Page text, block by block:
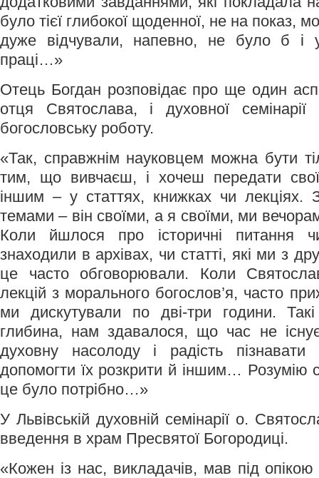
було тієї глибокої щоденної, не на показ,
дуже відчували, напевно, не було б і
праці…»
Отець Богдан розповідає про ще один
отця Святослава, і духовної
богословську роботу.
«Так, справжнім науковцем можна бути
тим, що вивчаєш, і хочеш передати свої
іншим – у статтях, книжках чи лекціях.
темами – він своїми, а я своїми, ми
Коли йшлося про історичні питання
знаходили в архівах, чи статті, які ми з
це часто обговорювали. Коли
лекцій з морального богослов’я, часто
ми дискутували по дві-три години.
глибина, нам здавалося, що час не
духовну насолоду і радість
допомогти їх розкрити й іншим… Розумію
це було потрібно…»
У Львівській духовній семінарії о.
введення в храм Пресвятої Богородиці.
«Кожен із нас, викладачів, мав під